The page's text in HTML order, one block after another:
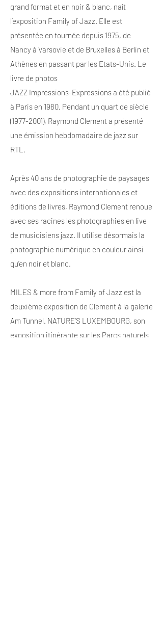
grand format et en noir & blanc, naît
l’exposition Family of Jazz. Elle est
présentée en tournée depuis 1975, de
Nancy à Varsovie et de Bruxelles à Berlin et
Athènes en passant par les Etats-Unis. Le
livre de photos
JAZZ Impressions-Expressions a été publié
à Paris en 1980. Pendant un quart de siècle
(1977-2001), Raymond Clement a présenté
une émission hebdomadaire de jazz sur
RTL.
Après 40 ans de photographie de paysages
avec des expositions internationales et
éditions de livres, Raymond Clement renoue
avec ses racines les photographies en live
de musicisiens jazz. Il utilise désormais la
photographie numérique en couleur ainsi
qu’en noir et blanc.
MILES & more from Family of Jazz est la
deuxième exposition de Clement à la galerie
Am Tunnel. NATURE’S LUXEMBOURG, son
exposition itinérante sur les Parcs naturels